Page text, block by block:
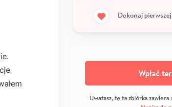
Dokonaj
Wpłać
Uważasz, że ta zbiórka zawiera